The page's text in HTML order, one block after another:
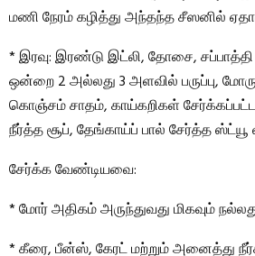
மணி நேரம் கழித்து அந்தந்த சீஸனில்
* இரவு: இரண்டு இட்லி, தோசை,
ஒன்றை 2 அல்லது 3 அளவில் பருப்பு,
கொஞ்சம் சாதம், காய்கறிகள் சேர்க்கப்பட்ட
நீர்த்த சூப், தேங்காய்ப் பால் சேர்த்த
சேர்க்க வேண்டியவை:
* மோர் அதிகம் அருந்துவது மிகவும்
* கீரை, பீன்ஸ், கேரட் மற்றும் அனைத்து